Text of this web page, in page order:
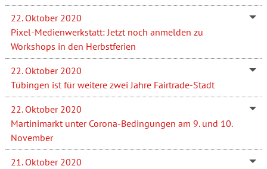
22. Oktober 2020
Pixel-Medienwerkstatt: Jetzt noch anmelden zu
Workshops in den Herbstferien
22. Oktober 2020
Tübingen ist für weitere zwei Jahre Fairtrade-Stadt
22. Oktober 2020
Martinimarkt unter Corona-Bedingungen am 9. und 10.
November
21. Oktober 2020